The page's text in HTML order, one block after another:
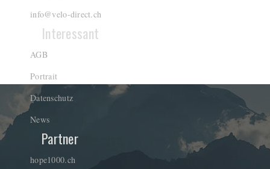
info@velo-direct.ch
Interessant
AGB
Portrait
Datenschutz
News
Partner
hope1000.ch